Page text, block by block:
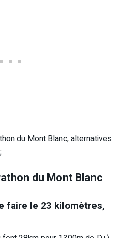
du Mont Blanc, alternatives
du Mont Blanc
faire le 23 kilomètres,